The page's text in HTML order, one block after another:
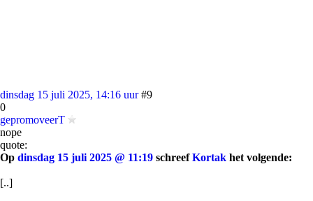
dinsdag 15 juli 2025, 14:16 uur #9
0
gepromoveerT
nope
quote:
Op dinsdag 15 juli 2025 @ 11:19 schreefKortak het volgende:
[..]